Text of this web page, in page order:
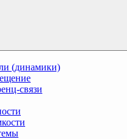
(динамики)
связи